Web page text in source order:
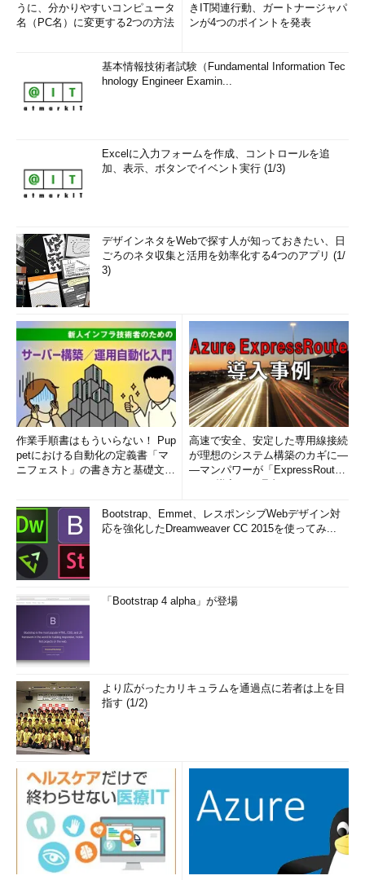
うに、分かりやすいコンピュータ
名（PC名）に変更する2つの方法
きIT関連行動、ガートナージャパ
ンが4つのポイントを発表
基本情報技術者試験（Fundamental Information Tec
hnology Engineer Examin...
Excelに入力フォームを作成、コントロールを追
加、表示、ボタンでイベント実行 (1/3)
デザインネタをWebで探す人が知っておきたい、日
ごろのネタ収集と活用を効率化する4つのアプリ (1/
3)
作業手順書はもういらない！ Pup
petにおける自動化の定義書「マ
ニフェスト」の書き方と基礎文法
高速で安全、安定した専用線接続
が理想のシステム構築のカギに―
―マンパワーが「ExpressRout
Bootstrap、Emmet、レスポンシブWebデザイン対
応を強化したDreamweaver CC 2015を使ってみ...
「Bootstrap 4 alpha」が登場
より広がったカリキュラムを通過点に若者は上を目
指す (1/2)